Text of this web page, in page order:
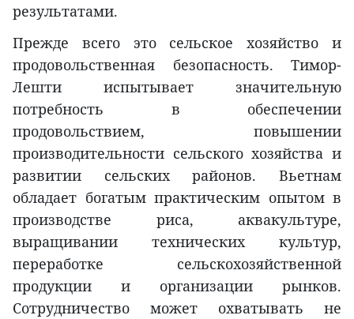
результатами.
Прежде всего это сельское хозяйство и
продовольственная безопасность. Тимор-
Лешти испытывает значительную
потребность в обеспечении
продовольствием, повышении
производительности сельского хозяйства и
развитии сельских районов. Вьетнам
обладает богатым практическим опытом в
производстве риса, аквакультуре,
выращивании технических культур,
переработке сельскохозяйственной
продукции и организации рынков.
Сотрудничество может охватывать не